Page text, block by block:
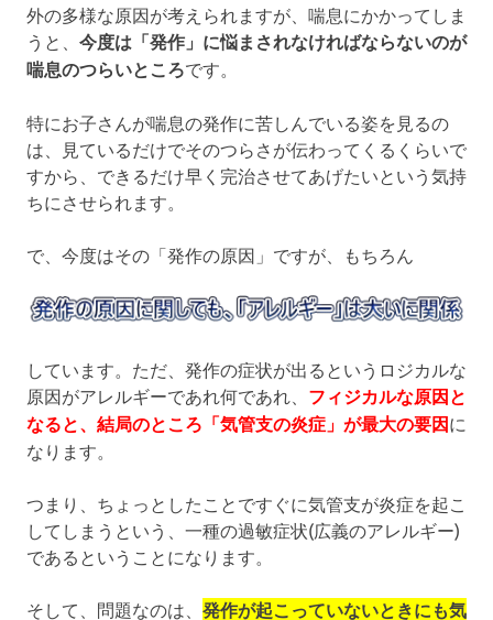
外の多様な原因が考えられますが、喘息にかかってしま
うと、 今度は「発作」に悩まされなければならないのが
喘息のつらいところです。
特にお子さんが喘息の発作に苦しんでいる姿を見るの
は、見ているだけでそのつらさが伝わってくるくらいで
すから、できるだけ早く完治させてあげたいという気持
ちにさせられます。
で、今度はその「発作の原因」ですが、もちろん
しています。ただ、発作の症状が出るというロジカルな
原因がアレルギーであれ何であれ、 フィジカルな原因と
なると、結局のところ「気管支の炎症」が最大の要因に
なります。
つまり、ちょっとしたことですぐに気管支が炎症を起こ
してしまうという、一種の過敏症状(広義のアレルギー)
であるということになります。
そして、問題なのは、 発作が起こっていないときにも気